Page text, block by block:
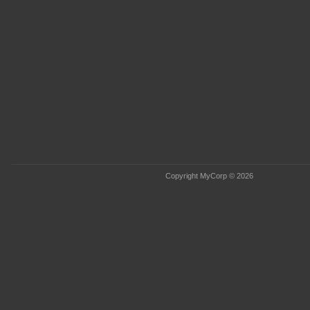
Copyright MyCorp © 2026